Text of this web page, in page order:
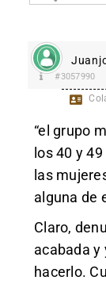
#3057990
“el grupo
los 40 y
las
alguna de
Claro,
acabada y
hacerlo.